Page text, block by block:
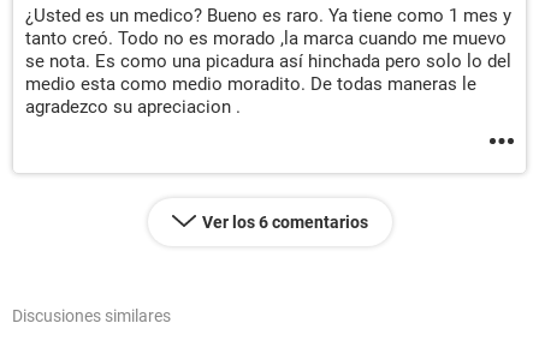
¿Usted es un medico? Bueno es raro. Ya tiene como 1 mes y
tanto creó. Todo no es morado ,la marca cuando me muevo
se nota. Es como una picadura así hinchada pero solo lo del
medio esta como medio moradito. De todas maneras le
agradezco su apreciacion .
Ver los 6 comentarios
Discusiones similares